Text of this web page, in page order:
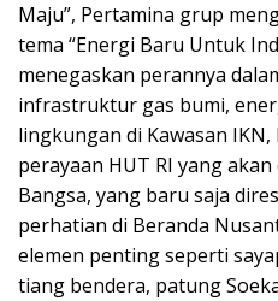
Maju”, Pertamina grup
tema “Energi Baru Untuk
menegaskan perannya
infrastruktur gas bumi,
lingkungan di Kawasan
perayaan HUT RI yang
Bangsa, yang baru saja
perhatian di Beranda
elemen penting seperti
tiang bendera, patung